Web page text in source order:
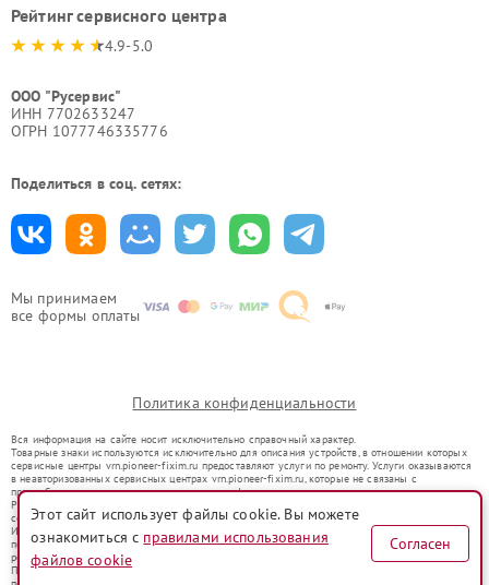
Мы принимаем
все формы оплаты
Рейтинг сервисного центра
4.9-5.0
ООО "Русервис"
ИНН 7702633247
ОГРН 1077746335776
Поделиться в соц. сетях:
Политика конфиденциальности
Вся информация на сайте носит исключительно справочный характер.
Товарные знаки используются исключительно для описания устройств, в отношении которых
сервисные центры vrn.pioneer-fixim.ru предоставляют услуги по ремонту. Услуги оказываются
в неавторизованных сервисных центрах vrn.pioneer-fixim.ru, которые не связаны с
правообладателями товарных знаков или их официальными представителями.
Ремонт осуществляется для устройств, уже введенных в гражданский оборот в соответствии
со статьей 1487 ГК РФ.
Использование товарных знаков не преследует цели индивидуализации услуг или введения
потребителей в заблуждение, а служит для информирования о предоставляемых услугах по
ремонту техники указанных брендов.
Представленная на сайте информация не является публичной офертой, определяемой
Этот сайт использует файлы cookie. Вы можете
ознакомиться с правилами использования
файлов cookie
Согласен